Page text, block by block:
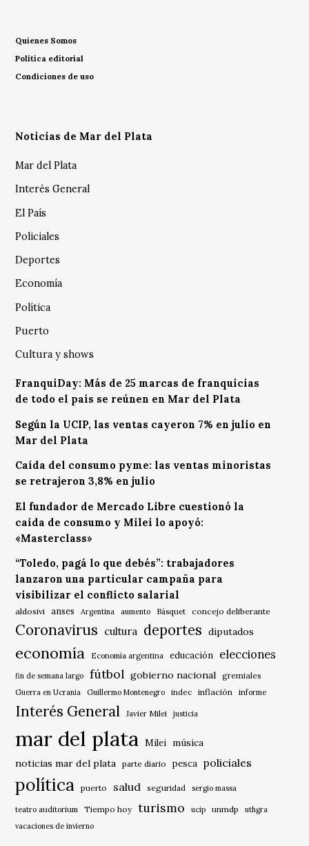
Quienes Somos
Política editorial
Condiciones de uso
Noticias de Mar del Plata
Mar del Plata
Interés General
El País
Policiales
Deportes
Economía
Política
Puerto
Cultura y shows
FranquiDay: Más de 25 marcas de franquicias
de todo el país se reúnen en Mar del Plata
Según la UCIP, las ventas cayeron 7% en julio en
Mar del Plata
Caída del consumo pyme: las ventas minoristas
se retrajeron 3,8% en julio
El fundador de Mercado Libre cuestionó la
caída de consumo y Milei lo apoyó:
«Masterclass»
“Toledo, pagá lo que debés”: trabajadores
lanzaron una particular campaña para
visibilizar el conflicto salarial
aldosivi anses Argentina aumento Básquet concejo deliberante
Coronavirus cultura deportes diputados
economía Economía argentina educación elecciones
fin de semana largo fútbol gobierno nacional gremiales
Guerra en Ucrania Guillermo Montenegro indec inflación informe
Interés General Javier Milei justicia
mar del plata Milei música
noticias mar del plata
parte diario pesca policiales
política puerto salud seguridad sergio massa
teatro auditorium Tiempo hoy turismo ucip unmdp
uthgra
vacaciones de invierno